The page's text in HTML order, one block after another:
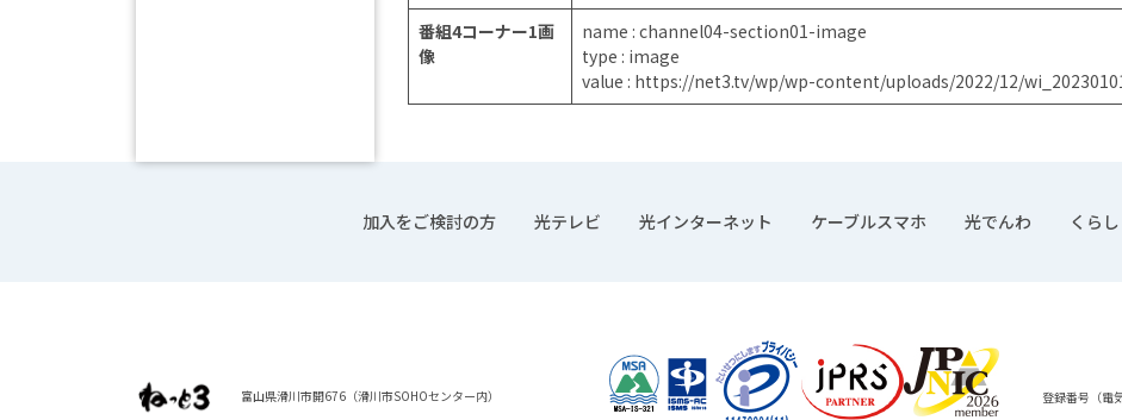
番組4コーナー1画
像
name : channel04-section01-image
type : image
value : https://net3.tv/wp/wp-content/uploads/2022/12/
加入をご検討の方 光テレビ 光インターネット ケーブルスマホ 光でんわ くらし
富山県滑川市開676（滑川市SOHOセンター内） 登録番号（電